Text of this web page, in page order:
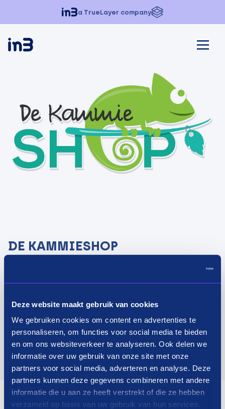
Deze website maakt gebruik van cookies
We gebruiken cookies om content en advertenties te
personaliseren, om functies voor social media te bieden
en om ons websiteverkeer te analyseren. Ook delen we
informatie over uw gebruik van onze site met onze
partners voor social media, adverteren en analyse. Deze
partners kunnen deze gegevens combineren met andere
informatie die u aan ze heeft verstrekt of die ze hebben
verzameld op basis van uw gebruik van hun services.
a TrueLayer company
DE KAMMIESHOP
reptile world with a wide range of products from
Visit website